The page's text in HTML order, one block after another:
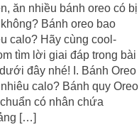
ăn nhiều bánh oreo có bị
Bánh oreo bao
calo? Hãy cùng cool-
tìm lời giai đáp trong bài
đây nhé! I. Bánh Oreo
calo? Bánh quy Oreo
có nhân chứa
[…]